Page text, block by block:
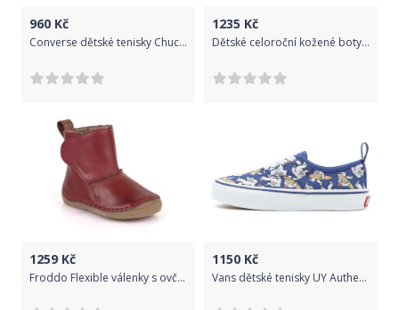
960 Kč
Converse dětské tenisky Chuck Taylor 7J236C Velikost: 18
1235 Kč
Dětské celoroční kožené boty DDStep S063-999 (25) - DDstep s.r.o.
1259 Kč
Froddo Flexible válenky s ovčím kožíškem bordeaux 24 160 66
1150 Kč
Vans dětské tenisky UY Authentic Elastic Yeti Surf Limoges/True White VN0A346Z8AY 27 modrá